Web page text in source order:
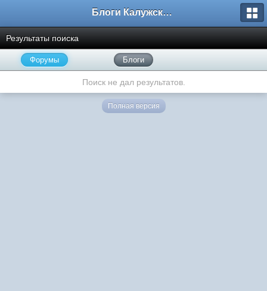
Блоги Калужского перекрестка
Результаты поиска
Форумы Блоги
Поиск не дал результатов.
Полная версия